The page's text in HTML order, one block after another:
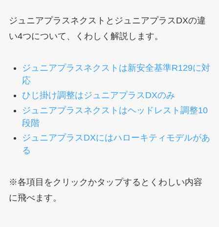
ジュニアプラスネクストとジュニアプラスDXの違
い4つについて、くわしく解説します。
ジュニアプラスネクストは新安全基準R129に対
応
ひじ掛け調整はジュニアプラスDXのみ
ジュニアプラスネクストはヘッドレスト調整10
段階
ジュニアプラスDXにはハローキティモデルがあ
る
※各項目をクリックかタップするとくわしい内容
に飛べます。